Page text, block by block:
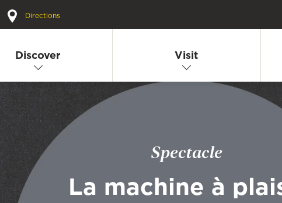
Directions
Discover Visit
Spectacle
La machine à